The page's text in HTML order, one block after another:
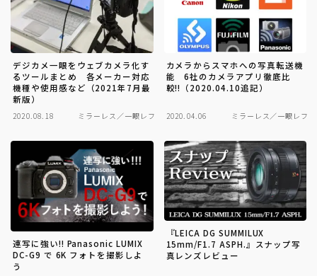
デジカメ一眼をウェブカメラ化す
るツールまとめ 各メーカー対応
機種や使用感など（2021年7月最
新版）
2020.08.18 ミラーレス／一眼レフ
カメラからスマホへの写真転送機
能 6社のカメラアプリ徹底比
較!!（2020.04.10追記）
2020.04.06 ミラーレス／一眼レフ
連写に強い!! Panasonic LUMIX
DC-G9 で 6K フォトを撮影しよ
う
『LEICA DG SUMMILUX
15mm/F1.7 ASPH.』スナップ写
真レンズレビュー